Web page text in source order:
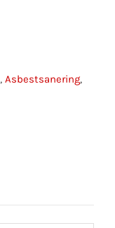
, Asbestsanering,